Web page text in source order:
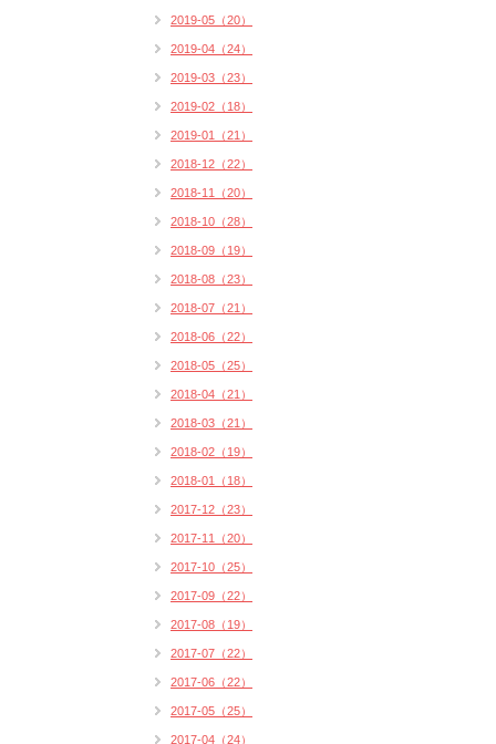
2019-05（20）
2019-04（24）
2019-03（23）
2019-02（18）
2019-01（21）
2018-12（22）
2018-11（20）
2018-10（28）
2018-09（19）
2018-08（23）
2018-07（21）
2018-06（22）
2018-05（25）
2018-04（21）
2018-03（21）
2018-02（19）
2018-01（18）
2017-12（23）
2017-11（20）
2017-10（25）
2017-09（22）
2017-08（19）
2017-07（22）
2017-06（22）
2017-05（25）
2017-04（24）